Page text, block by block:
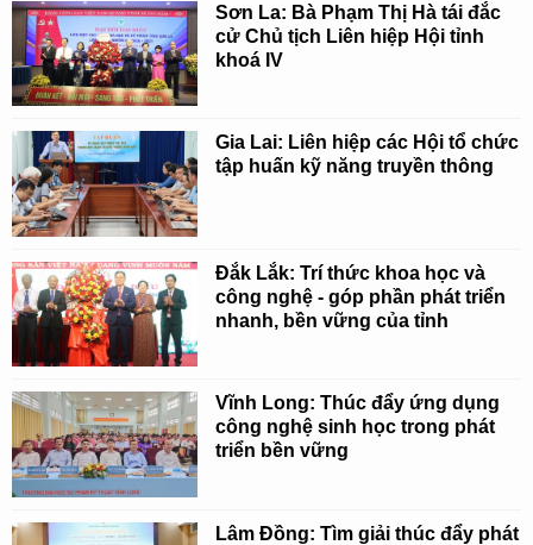
Sơn La: Bà Phạm Thị Hà tái đắc
cử Chủ tịch Liên hiệp Hội tỉnh
khoá IV
Gia Lai: Liên hiệp các Hội tổ chức
tập huấn kỹ năng truyền thông
Đắk Lắk: Trí thức khoa học và
công nghệ - góp phần phát triển
nhanh, bền vững của tỉnh
Vĩnh Long: Thúc đẩy ứng dụng
công nghệ sinh học trong phát
triển bền vững
Lâm Đồng: Tìm giải thúc đẩy phát